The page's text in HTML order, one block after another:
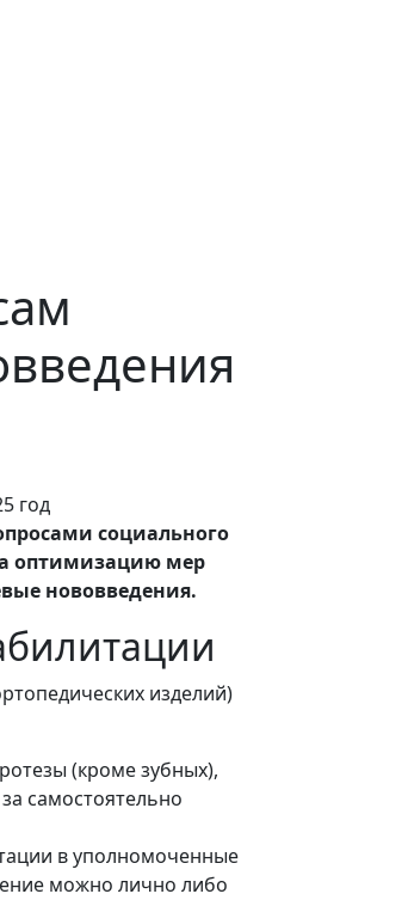
социального
оптимизацию мер
нововведения.
изделий)
(кроме зубных),
самостоятельно
в уполномоченные
можно лично либо